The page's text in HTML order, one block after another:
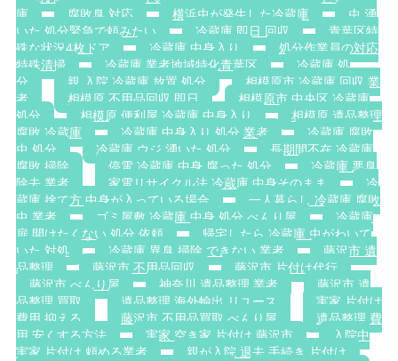
庫
腐敗臭 対応 横浜虫が発生した冷蔵庫
虫 湧
いた 処分緊急で頼みたい
冷蔵庫 即日 回収
青葉区特
殊な状況4枚ドア
冷蔵庫 中身入り
処分作業員の対応
特殊清掃
冷蔵庫 業者地域特化青葉区
冷蔵庫 処
分
親 入院 冷蔵庫 放置 処分
相模原市 冷蔵庫 回収 業
者
相模原 不用品回収 即日
相模原市 中央区 冷蔵庫
処分
相模原 便利屋 冷蔵庫 中身入り
相模原 遺品整理
腐敗 冷蔵庫
冷蔵庫 中身入り 処分 業者
冷蔵庫 腐敗
虫 処分
冷蔵庫 ウジ 湧いた 処分
長期間不在 冷蔵庫
腐敗 掃除
停電 冷蔵庫 中身 腐った 処分
冷蔵庫 悪臭
除去 業者
家電リサイクル法 冷蔵庫 中身そのまま
冷
蔵庫 捨て方 中身が入っている場合
一人暮らし 冷蔵庫 腐敗
虫 業者
ゴミ屋敷 冷蔵庫 中身 処分 べんり屋
冷蔵庫
扉 開けたくない 処分 依頼
帰宅したら 冷蔵庫 虫がわいて
いた 対処
冷蔵庫 異臭 掃除 できない 業者
藤沢市 遺
品整理
藤沢市 不用品回収
藤沢市 片付け代行
藤沢市 べんり屋
神奈川 遺品整理 業者
藤沢市 遺
品整理 買取
遺品整理 海外輸出 リユース
実家 片付け
費用 抑える
藤沢市 不用品買取 べんり屋
遺品整理 費
用 安くする方法
実家 空き家 片付け 藤沢市
入院中
実家 片付け 頼める業者
親が入院 退去 手続き 片付け